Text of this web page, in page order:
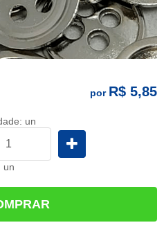
por R$ 5,85
un
un